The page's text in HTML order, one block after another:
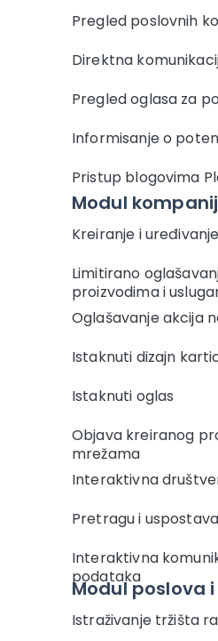
Pregled poslovnih
Direktna
Pregled oglasa za
Informisanje o
Pristup blogovima
Modul
Kreiranje i
Limitirano
proizvodima i
Oglašavanje akcija
Istaknuti dizajn
Istaknuti oglas
Objava kreiranog
mrežama
Interaktivna
Pretragu i
Interaktivna
podataka
Modul poslova
Istraživanje tržišta